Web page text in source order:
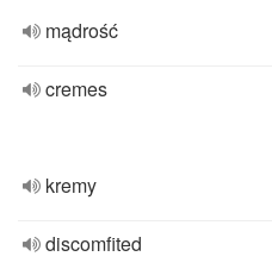
mądrość
cremes
kremy
discomfited